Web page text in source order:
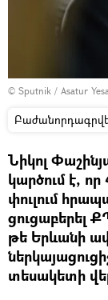
© Sputnik / Asatur
Նիկոլ
կարծում է,
փուլում
ցուցաբերել
թե Երևանի
տեսակետի